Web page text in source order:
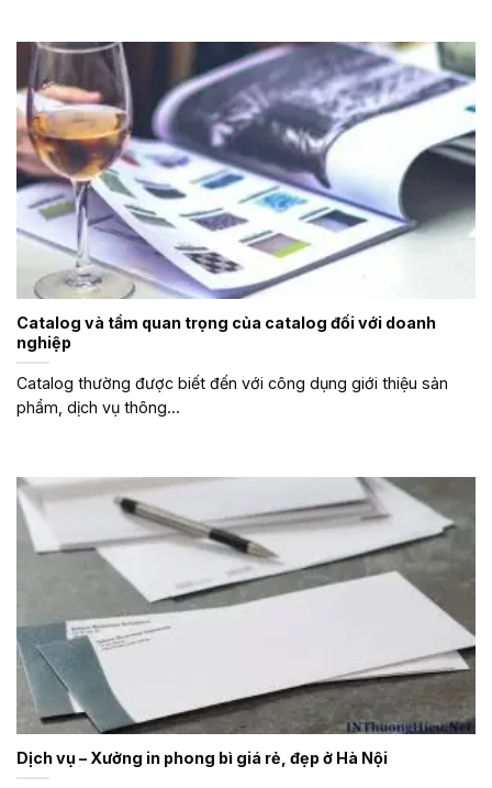
Catalog và tầm quan trọng của catalog đối với doanh
nghiệp
Catalog thường được biết đến với công dụng giới thiệu sản
phẩm, dịch vụ thông...
Dịch vụ – Xưởng in phong bì giá rẻ, đẹp ở Hà Nội